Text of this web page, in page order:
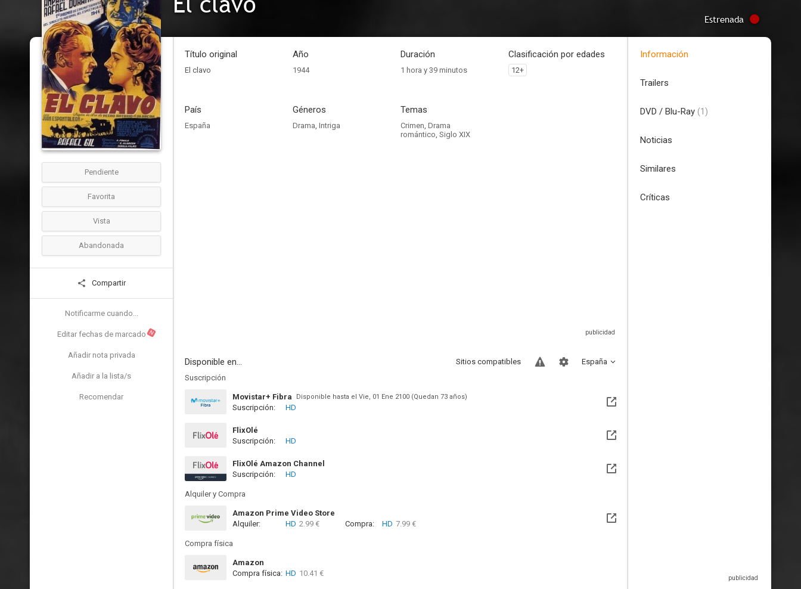
Estrenada
Pendiente
Favorita
Vista
Abandonada
Compartir
Notificarme cuando...
Editar fechas de marcado N
Añadir nota privada
Añadir a la lista/s
Recomendar
Título original
El clavo
Año
1944
Duración
1 hora y 39 minutos
Clasificación por edades
12+
País
España
Géneros
Drama, Intriga
Temas
Crimen, Drama
romántico, Siglo XIX
Disponible en... España
Sitios compatibles
Suscripción
Movistar+ Fibra Disponible hasta el Vie, 01 Ene 2100 (Quedan 73 años)
Suscripción: HD
FlixOlé
Suscripción:
HD
FlixOlé Amazon Channel
Suscripción:
HD
Alquiler y Compra
Amazon Prime Video Store
Alquiler:
HD 2.99 € Compra: HD 7.99 €
Compra física
Amazon
Compra física: HD 10.41 €
Información
Trailers
DVD / Blu-Ray (1)
Noticias
Similares
Críticas